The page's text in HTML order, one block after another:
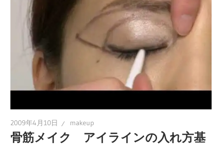
2009年4月10日 makeup
骨筋メイク アイラインの入れ方基